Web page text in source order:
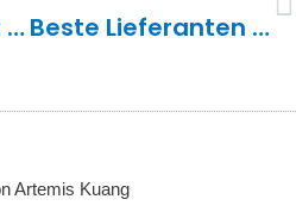
Küchenspülen Mit Niedriger Trennwand: Was Sie Vor Dem Kauf Wissen Sollten Beste Lieferanten Für Edelstahlspülen In Jamaika